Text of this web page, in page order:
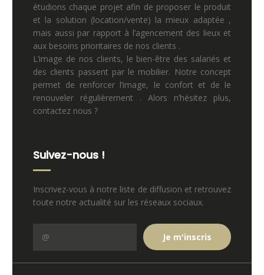
étudions chaque projet afin de proposer le produit
et la solution (location/vente) la mieux adaptée ,
mais aussi par rapport à l’agencement des lieux et
aux besoins prioritaires de nos clients .
L’image de nos clients, le bien-être des salariés et
des clients passent par le mobilier. Notre concept
permet de renforcer l’image, le confort et de le
renouveler régulièrement . Alors n’hésitez plus,
contactez nous ?
Suivez-nous !
Inscrivez-vous à notre liste de diffusion et retrouvez
toute notre actualité sur les réseaux sociaux.